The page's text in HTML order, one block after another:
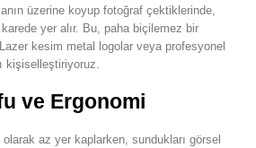
üzerine koyup fotoğraf çektiklerinde,
yer alır. Bu, paha biçilemez bir
kesim metal logolar veya profesyonel
kişiselleştiriyoruz.
ve Ergonomi
az yer kaplarken, sundukları görsel